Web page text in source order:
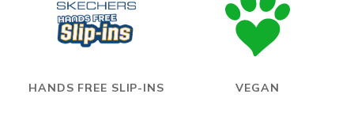
HANDS FREE SLIP-INS VEGAN